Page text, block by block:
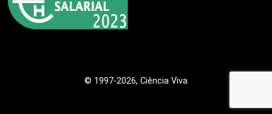
© 1997-2026, Ciência Viva